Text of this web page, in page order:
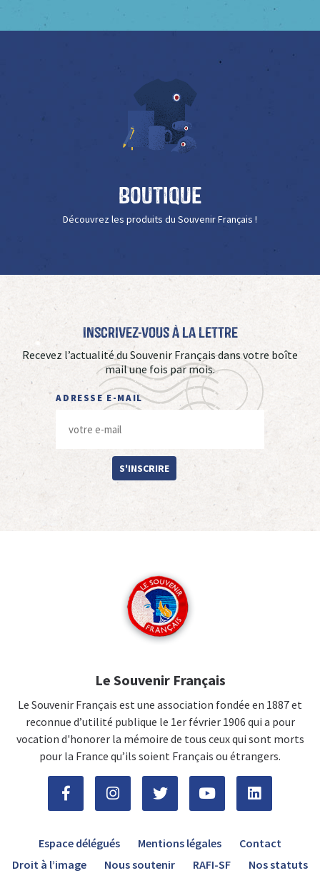
Boutique
Découvrez les produits du Souvenir Français !
Inscrivez-vous à La Lettre
Recevez l’actualité du Souvenir Français dans votre boîte
mail une fois par mois.
ADRESSE E-MAIL
S'INSCRIRE
Le Souvenir Français
Le Souvenir Français est une association fondée en 1887 et
reconnue d’utilité publique le 1er février 1906 qui a pour
vocation d'honorer la mémoire de tous ceux qui sont morts
pour la France qu’ils soient Français ou étrangers.
Espace délégués Mentions légales
Contact
Droit à l’image
Nous soutenir RAFI-SF Nos statuts